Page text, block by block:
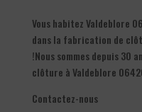
Vous habitez Valdeblore
dans la fabrication de
!Nous sommes depuis 30
clôture à Valdeblore
Contactez-nous